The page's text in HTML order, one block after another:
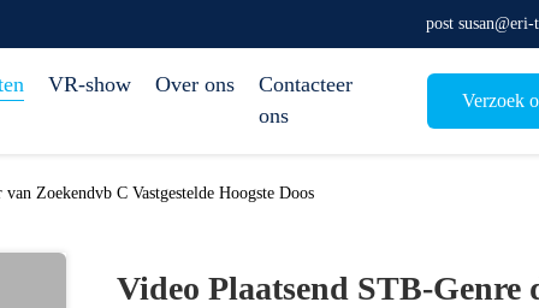
post susan@eri-
VR-show Over ons
Contacteer
ons
Verzoek
Zoekendvb C Vastgestelde Hoogste Doos
Video Plaatsend STB-Genre